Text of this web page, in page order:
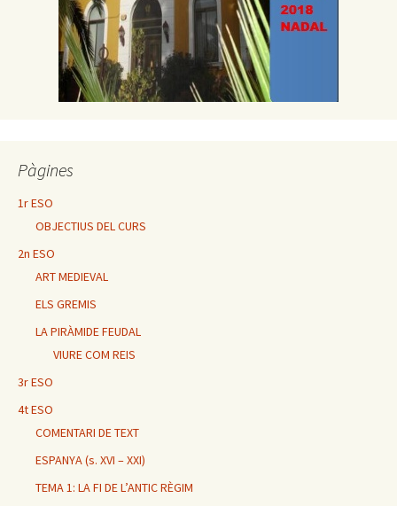
Pàgines
1r ESO
OBJECTIUS DEL CURS
2n ESO
ART MEDIEVAL
ELS GREMIS
LA PIRÀMIDE FEUDAL
VIURE COM REIS
3r ESO
4t ESO
COMENTARI DE TEXT
ESPANYA (s. XVI – XXI)
TEMA 1: LA FI DE L’ANTIC RÈGIM